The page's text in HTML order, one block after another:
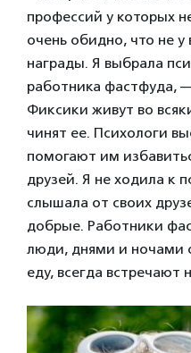
профессий у которых
очень обидно, что не у
награды. Я выбрала
работника фастфуда,
Фиксики живут во
чинят ее. Психологи
помогают им
друзей. Я не ходила к
слышала от своих
добрые. Работники
люди, днями и ночами
еду, всегда встречают